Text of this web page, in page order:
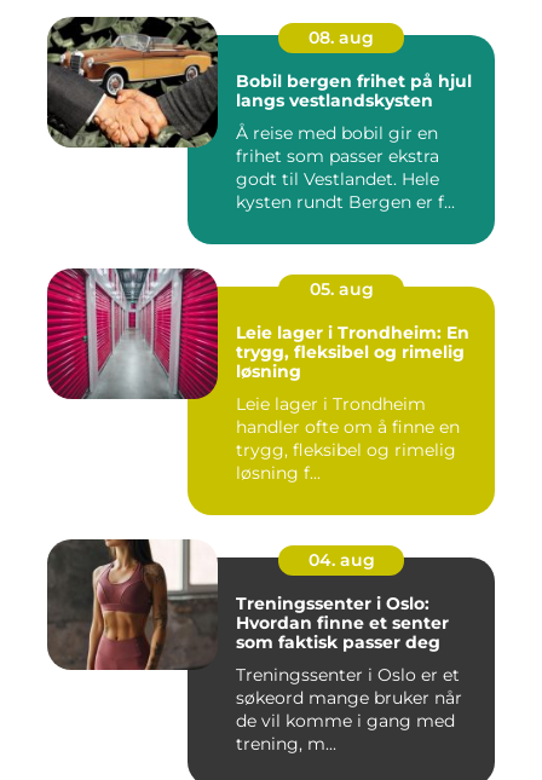
08. aug
Bobil bergen frihet på hjul
langs vestlandskysten
Å reise med bobil gir en
frihet som passer ekstra
godt til Vestlandet. Hele
kysten rundt Bergen er f...
05. aug
Leie lager i Trondheim: En
trygg, fleksibel og rimelig
løsning
Leie lager i Trondheim
handler ofte om å finne en
trygg, fleksibel og rimelig
løsning f...
04. aug
Treningssenter i Oslo:
Hvordan finne et senter
som faktisk passer deg
Treningssenter i Oslo er et
søkeord mange bruker når
de vil komme i gang med
trening, m...